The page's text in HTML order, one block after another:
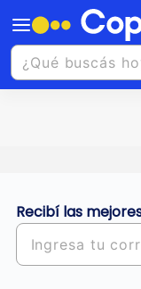
Recibí las